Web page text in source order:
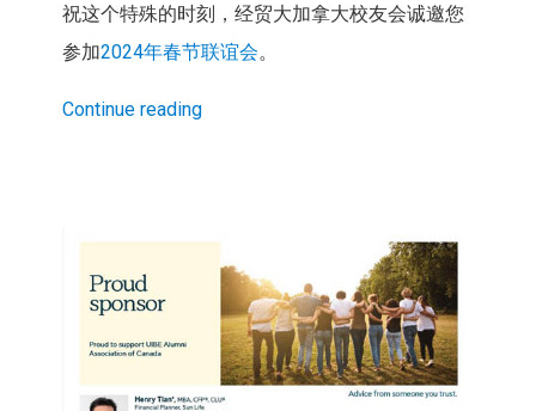
祝这个特殊的时刻，经贸大加拿大校友会诚邀您
参加2024年春节联谊会。
Continue reading